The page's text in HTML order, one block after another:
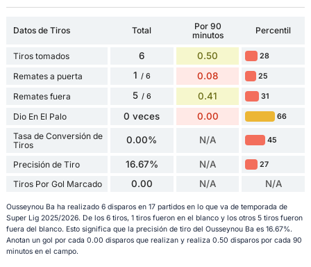
Datos de Tiros Total
Por 90
minutos
Percentil
Tiros tomados 6 0.50 28
Remates a puerta 1 / 6 0.08 25
Remates fuera 5 / 6 0.41 31
Dio En El Palo 0 veces 0.00 66
Tasa de Conversión de
Tiros
0.00% N/A 45
Precisión de Tiro 16.67% N/A 27
Tiros Por Gol Marcado 0.00 N/A N/A
Ousseynou Ba ha realizado 6 disparos en 17 partidos en lo que va de temporada de
Super Lig 2025/2026. De los 6 tiros, 1 tiros fueron en el blanco y los otros 5 tiros fueron
fuera del blanco. Esto significa que la precisión de tiro del Ousseynou Ba es 16.67%.
Anotan un gol por cada 0.00 disparos que realizan y realiza 0.50 disparos por cada 90
minutos en el campo.